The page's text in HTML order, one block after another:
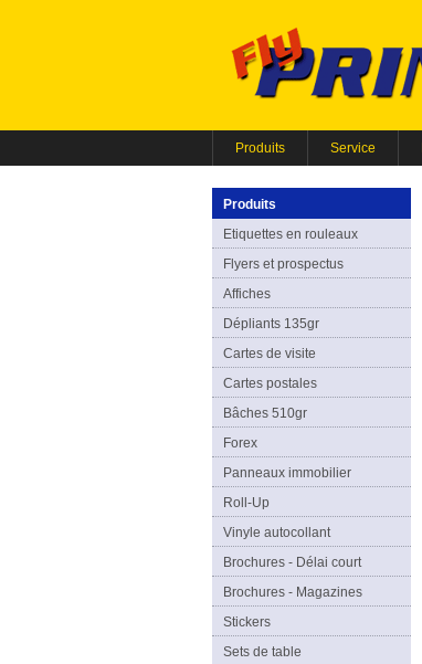
Produits Service
Produits
Etiquettes en rouleaux
Flyers et prospectus
Affiches
Dépliants 135gr
Cartes de visite
Cartes postales
Bâches 510gr
Forex
Panneaux immobilier
Roll-Up
Vinyle autocollant
Brochures - Délai court
Brochures - Magazines
Stickers
Sets de table